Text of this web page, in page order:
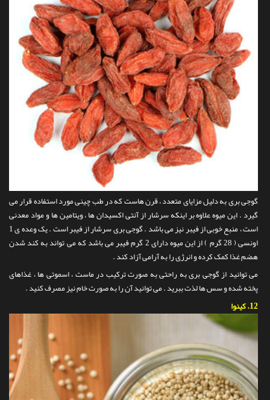
گوجی بری به دلیل مزایای متعدد ، قرن هاست که در طب چینی مورد استفاده قرار می
گیرد . این میوه علاوه بر اینکه سرشار از آنتی اکسیدان ها ، ویتامین ها و مواد معدنی
است ، منبع خوبی از فیبر نیز می باشد . گوجی بری سرشار از فیبر است . یک وعده ی 1
اونسی ( 28 گرم ) از این میوه دارای 2 گرم فیبر می باشد که می تواند به کند شدن
هضم غذا کمک کرده و انرژی را به آرامی آزاد کند .
می توانید از گوجی بری به راحتی به صورت ترکیب در ماست ، اسموتی ها ، غذاهای
پخته شده و سس ها لذت ببرید . می توانید آن را به صورت خام نیز مصرف کنید .
12. کینوا